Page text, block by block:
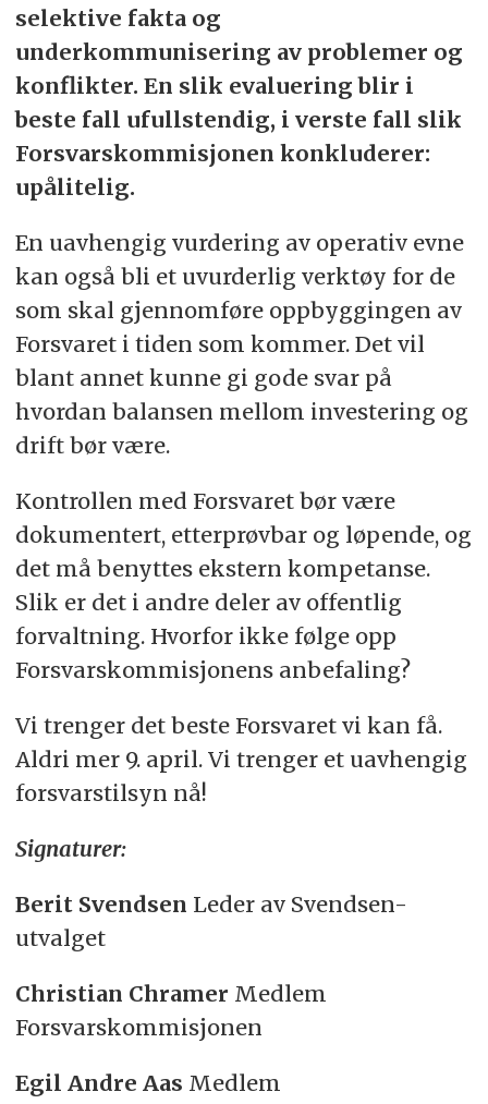
selektive fakta og
underkommunisering av problemer og
konflikter. En slik evaluering blir i
beste fall ufullstendig, i verste fall slik
Forsvarskommisjonen konkluderer:
upålitelig.
En uavhengig vurdering av operativ evne
kan også bli et uvurderlig verktøy for de
som skal gjennomføre oppbyggingen av
Forsvaret i tiden som kommer. Det vil
blant annet kunne gi gode svar på
hvordan balansen mellom investering og
drift bør være.
Kontrollen med Forsvaret bør være
dokumentert, etterprøvbar og løpende, og
det må benyttes ekstern kompetanse.
Slik er det i andre deler av offentlig
forvaltning. Hvorfor ikke følge opp
Forsvarskommisjonens anbefaling?
Vi trenger det beste Forsvaret vi kan få.
Aldri mer 9. april. Vi trenger et uavhengig
forsvarstilsyn nå!
Signaturer:
Berit Svendsen Leder av Svendsen-
utvalget
Christian Chramer Medlem
Forsvarskommisjonen
Egil Andre Aas Medlem